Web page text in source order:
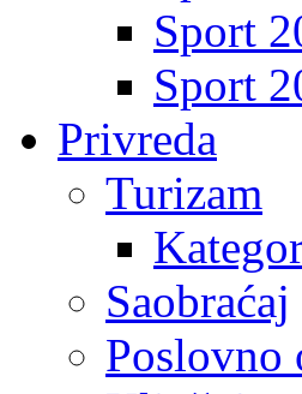
Sport
Sport
Privreda
Turizam
Saobraćaj
Poslovno